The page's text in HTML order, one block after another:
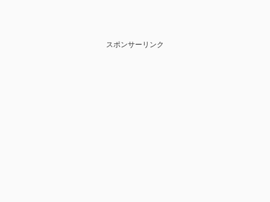
スポンサーリンク